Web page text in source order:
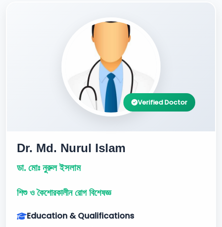
Verified Doctor
Dr. Md. Nurul Islam
ডা. মোঃ নুরুল ইসলাম
শিশু ও কৈশোরকালীন রোগ বিশেষজ্ঞ
Education & Qualifications